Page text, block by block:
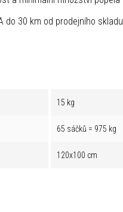
do 30 km od prodejního skladu
15 kg
65 sáčků = 975 kg
120x100 cm